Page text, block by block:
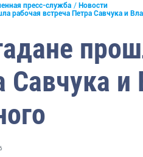
пресс-служба
Новости
рабочая встреча Петра Савчука и
Савчука